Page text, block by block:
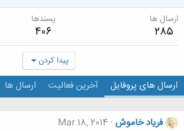
ارسال ها
285
پسندها
406
پیدا کردن
ارسال های پروفایل آخرین فعالیت ارسال ها
فریاد خاموش Mar 18, 2014